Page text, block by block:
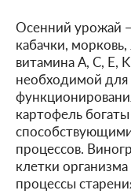
Осенний урожай
кабачки,
витамина А, C, E,
необходимой для
картофель
процессов.
клетки
процессы